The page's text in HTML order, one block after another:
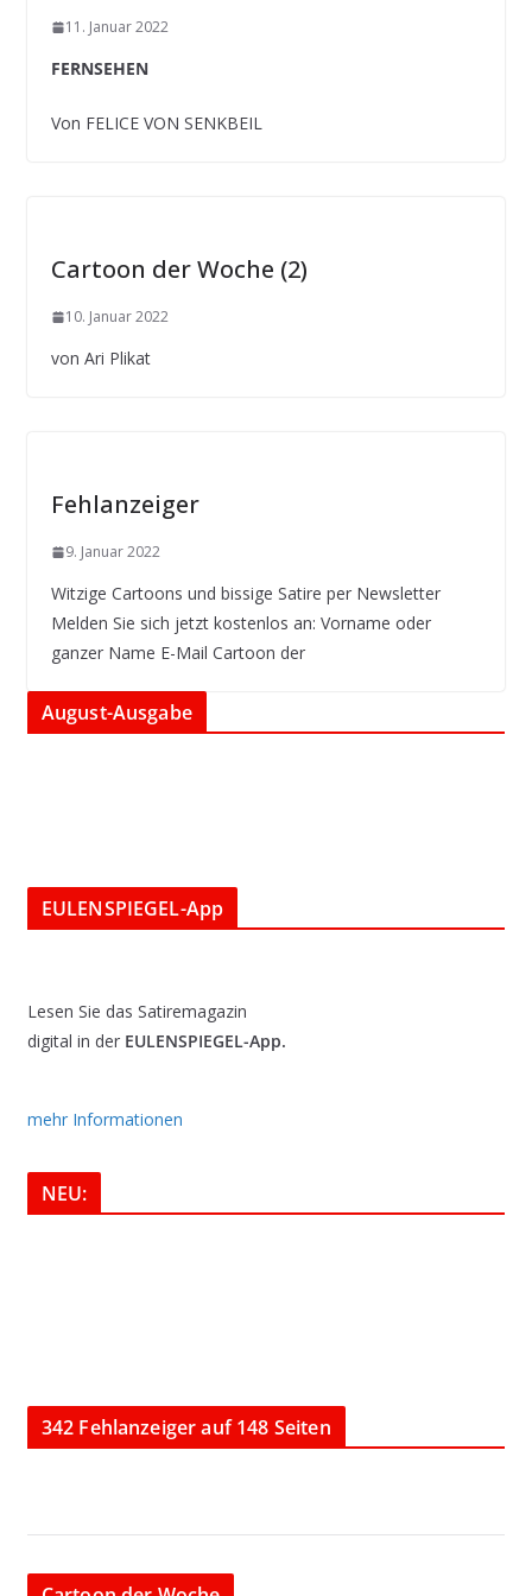
11. Januar 2022
FERNSEHEN
Von FELICE VON SENKBEIL
Cartoon der Woche (2)
10. Januar 2022
von Ari Plikat
Fehlanzeiger
9. Januar 2022
Witzige Cartoons und bissige Satire per Newsletter
Melden Sie sich jetzt kostenlos an: Vorname oder
ganzer Name E-Mail Cartoon der
August-Ausgabe
EULENSPIEGEL-App
Lesen Sie das Satiremagazin
digital in der EULENSPIEGEL-App.
mehr Informationen
NEU:
342 Fehlanzeiger auf 148 Seiten